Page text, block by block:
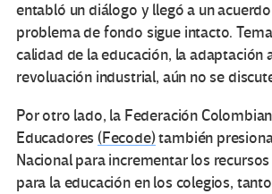
entabló un diálogo y llegó a un
problema de fondo sigue intacto.
calidad de la educación, la adaptación
revoluación industrial, aún no se
Por otro lado, la Federación
Educadores(Fecode)también
Nacional para incrementar los
para la educación en los colegios,